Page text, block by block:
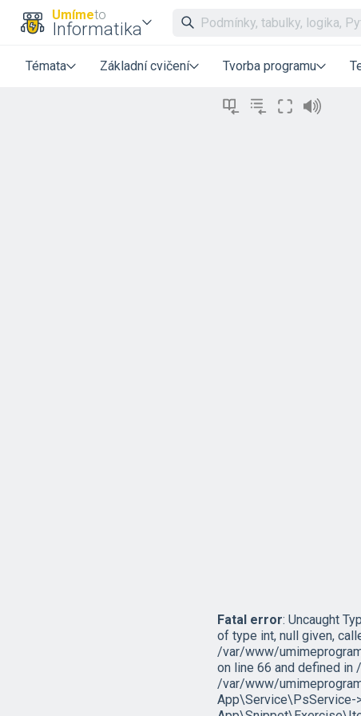
Umímeto
Informatika
Témata Základní cvičení Tvorba programu
Fatal error: Uncaught
of type int, null given,
/var/www/
on line 66 and defined
/var/www/
App\Service\PsService-